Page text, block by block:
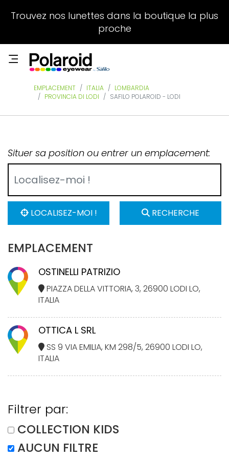
Trouvez nos lunettes dans la boutique la plus
proche
EMPLACEMENT ITALIA
LOMBARDIA
PROVINCIA DI LODI
SAFILO POLAROID - LODI
Situer sa position ou entrer un emplacement:
LOCALISEZ-MOI ! RECHERCHE
EMPLACEMENT
OSTINELLI PATRIZIO
PIAZZA DELLA VITTORIA, 3, 26900 LODI LO,
ITALIA
OTTICA L SRL
SS 9 VIA EMILIA, KM 298/5, 26900 LODI LO,
ITALIA
Filtrer par:
COLLECTION KIDS
AUCUN FILTRE